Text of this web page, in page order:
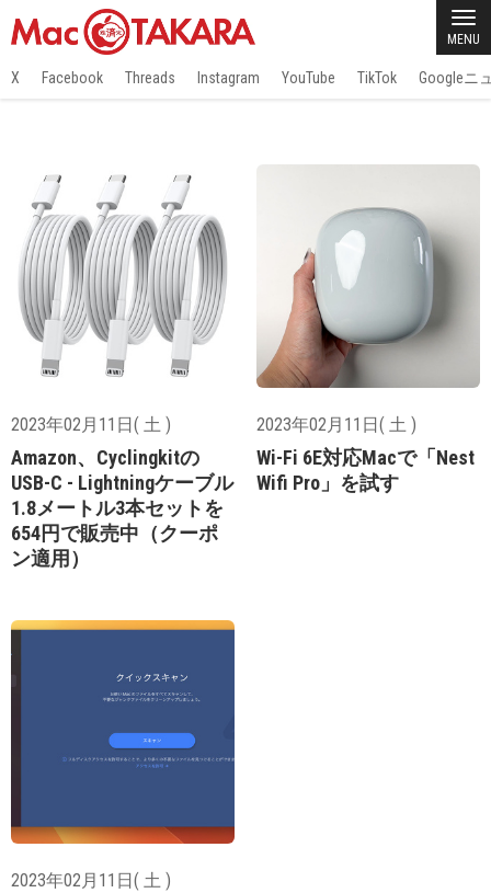
MENU
X Facebook Threads Instagram YouTube TikTok Googleニ
2023年02月11日( 土 )
Amazon、Cyclingkitの
USB-C - Lightningケーブル
1.8メートル3本セットを
654円で販売中（クーポ
ン適用）
2023年02月11日( 土 )
Wi-Fi 6E対応Macで「Nest
Wifi Pro」を試す
2023年02月11日( 土 )